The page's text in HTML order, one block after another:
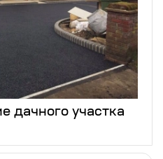
дачного участка